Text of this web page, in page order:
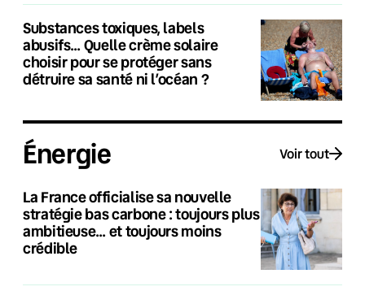
Substances toxiques, labels
abusifs… Quelle crème solaire
choisir pour se protéger sans
détruire sa santé ni l’océan ?
Énergie Voir tout
La France officialise sa nouvelle
stratégie bas carbone : toujours plus
ambitieuse… et toujours moins
crédible